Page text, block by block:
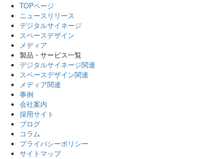
TOPページ
ニュースリリース
デジタルサイネージ
スペースデザイン
メディア
製品・サービス一覧
デジタルサイネージ関連
スペースデザイン関連
メディア関連
事例
会社案内
採用サイト
ブログ
コラム
プライバシーポリシー
サイトマップ